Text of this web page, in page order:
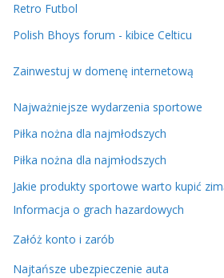
Retro Futbol
Polish Bhoys forum - kibice Celticu
Zainwestuj w domenę internetową
Najważniejsze wydarzenia sportowe
Piłka nożna dla najmłodszych
Piłka nożna dla najmłodszych
Jakie produkty sportowe warto kupić
Informacja o grach hazardowych
Załóż konto i zarób
Najtańsze ubezpieczenie auta